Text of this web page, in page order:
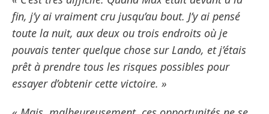
fin, j’y ai vraiment cru jusqu’au bout. J’y ai pensé
toute la nuit, aux deux ou trois endroits où je
pouvais tenter quelque chose sur Lando, et j’étais
prêt à prendre tous les risques possibles pour
essayer d’obtenir cette victoire. »